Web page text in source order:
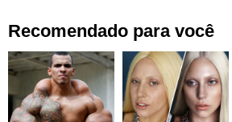
Recomendado para você